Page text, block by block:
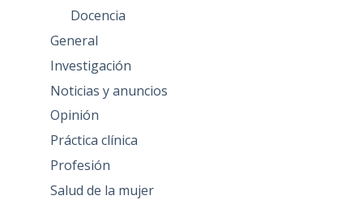
Docencia
General
Investigación
Noticias y anuncios
Opinión
Práctica clínica
Profesión
Salud de la mujer